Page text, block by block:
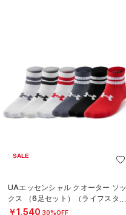
SALE
UAエッセンシャル クオーター ソッ
クス （6足セット）（ライフスタイ
ル/KIDS）
￥1,540 30%OFF